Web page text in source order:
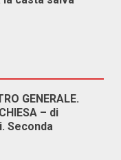
GENERALE.
– di
Seconda